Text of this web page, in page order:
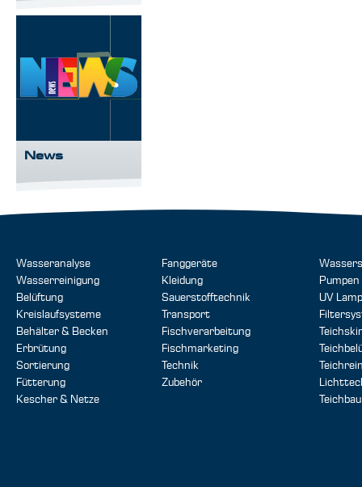
News
Wasseranalyse
Wasserreinigung
Belüftung
Kreislaufsysteme
Behälter & Becken
Erbrütung
Sortierung
Fütterung
Kescher & Netze
Fanggeräte
Kleidung
Sauerstofftechnik
Transport
Fischverarbeitung
Fischmarketing
Technik
Zubehör
Pumpen
UV
Teichbau